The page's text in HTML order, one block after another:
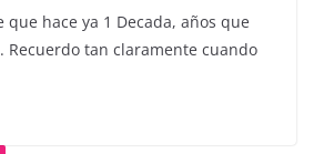
que hace ya 1 Decada, años que
Recuerdo tan claramente cuando